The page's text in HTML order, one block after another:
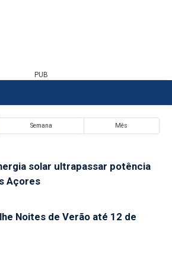
PUB
Semana Mês
solar ultrapassar potência
Açores
Noites de Verão até 12 de